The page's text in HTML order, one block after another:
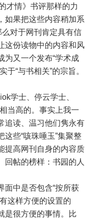
才情》书评那样的力
如果把这些内容稍加系
么对于网刊肯定具有信
这份读物中的内容和风
为又一个发布“学术成
于“与书相关”的宗旨。
学士、停云学士、
当高的。事实上我一
追读、温习他们隽永有
些“咳珠唾玉”集聚整
提高网刊自身的内容质
回帖的榜样：书园的人
面中是否包含“按所获
这样方便的设置的
是很方便的事情。比